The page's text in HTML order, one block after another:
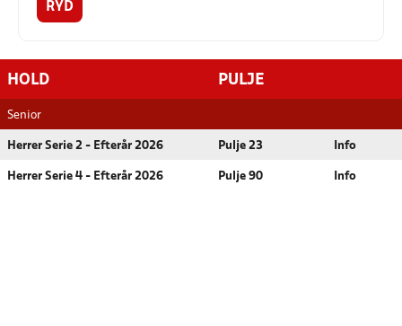
RYD
HOLD PULJE
Senior
Herrer Serie 2 - Efterår 2026 Pulje 23 Info
Herrer Serie 4 - Efterår 2026 Pulje 90 Info